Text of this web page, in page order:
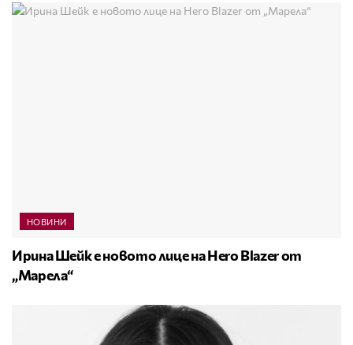
НОВИНИ
Ирина Шейк е новото лице на Hero Blazer от
„Марела“